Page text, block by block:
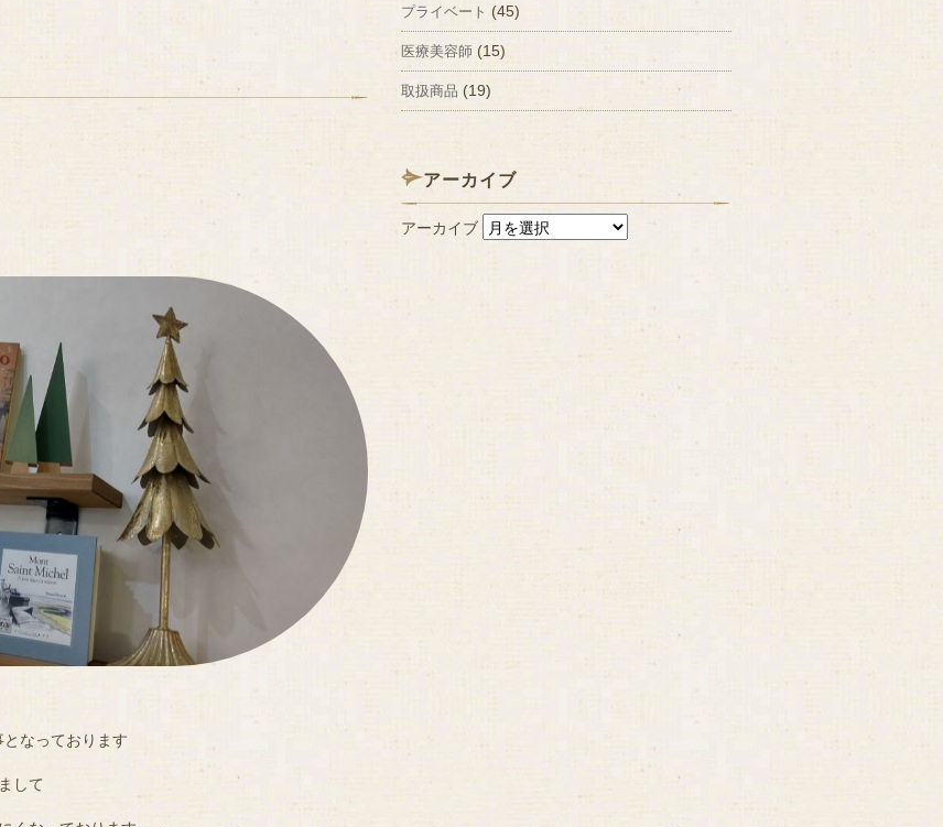
なっております
して
プライベート (45)
医療美容師 (15)
取扱商品 (19)
アーカイブ
アーカイブ